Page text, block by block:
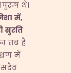
थे।
में,
सुरति
तब है
में
सदैव